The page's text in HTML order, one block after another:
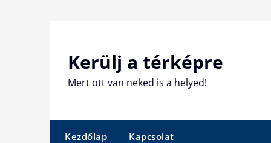
Kerülj a térképre
Mert ott van neked is a helyed!
Kezdőlap Kapcsolat